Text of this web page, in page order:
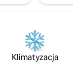
Klimatyzacja